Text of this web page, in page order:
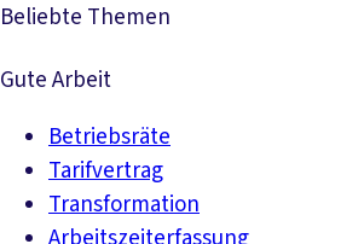
Beliebte Themen
Gute Arbeit
Betriebsräte
Tarifvertrag
Transformation